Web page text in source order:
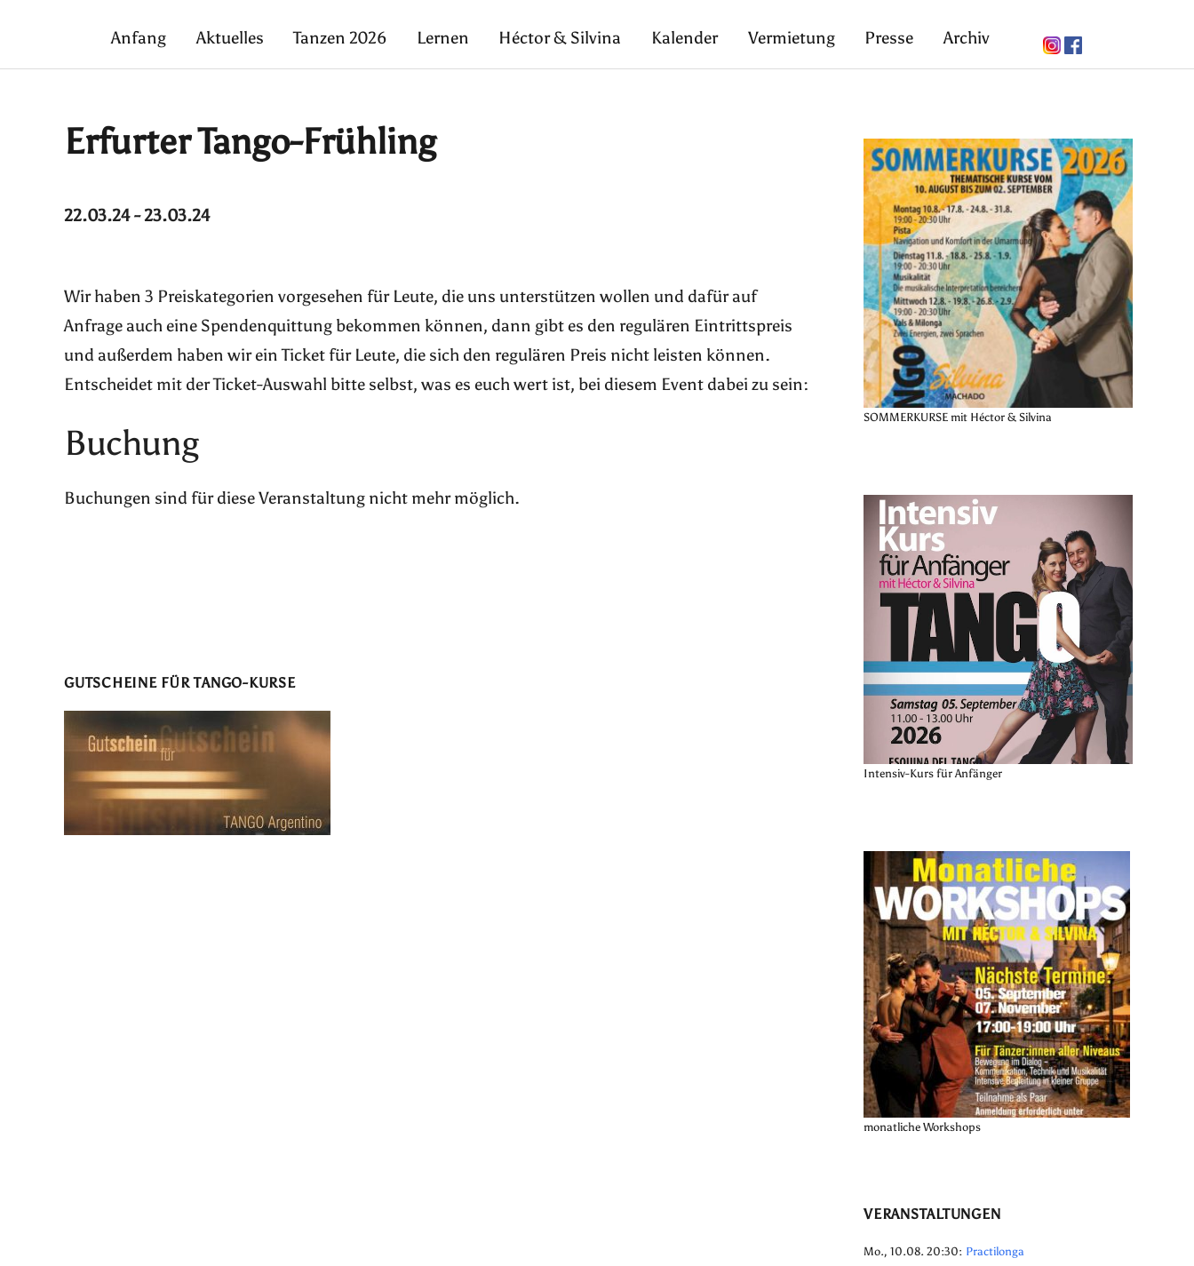
Anfang Aktuelles Tanzen 2026 Lernen Héctor & Silvina Kalender Vermietung Presse Archiv
Erfurter Tango-Frühling
22.03.24 - 23.03.24
Wir haben 3 Preiskategorien vorgesehen für Leute, die uns unterstützen wollen und dafür auf
Anfrage auch eine Spendenquittung bekommen können, dann gibt es den regulären Eintrittspreis
und außerdem haben wir ein Ticket für Leute, die sich den regulären Preis nicht leisten können.
Entscheidet mit der Ticket-Auswahl bitte selbst, was es euch wert ist, bei diesem Event dabei zu sein:
Buchung
Buchungen sind für diese Veranstaltung nicht mehr möglich.
GUTSCHEINE FÜR TANGO-KURSE
SOMMERKURSE mit Héctor & Silvina
Intensiv-Kurs für Anfänger
monatliche Workshops
VERANSTALTUNGEN
Mo., 10.08. 20:30: Practilonga